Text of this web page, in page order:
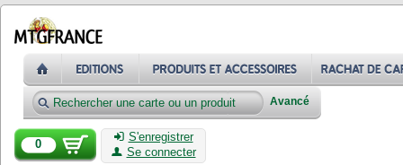
Avancé
0
S'enregistrer
Se connecter